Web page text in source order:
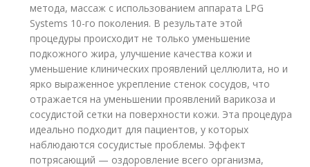
метода, массаж с использованием аппарата LPG
Systems 10-го поколения. В результате этой
процедуры происходит не только уменьшение
подкожного жира, улучшение качества кожи и
уменьшение клинических проявлений целлюлита, но и
ярко выраженное укрепление стенок сосудов, что
отражается на уменьшении проявлений варикоза и
сосудистой сетки на поверхности кожи. Эта процедура
идеально подходит для пациентов, у которых
наблюдаются сосудистые проблемы. Эффект
потрясающий — оздоровление всего организма,